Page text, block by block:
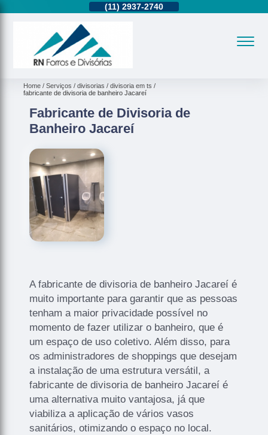
(11)2937-2740
Home Serviços divisorias
divisoria em ts
fabricante de divisoria de banheiro Jacareí
Fabricante de Divisoria de
Banheiro Jacareí
A fabricante de divisoria de banheiro Jacareí é
muito importante para garantir que as pessoas
tenham a maior privacidade possível no
momento de fazer utilizar o banheiro, que é
um espaço de uso coletivo. Além disso, para
os administradores de shoppings que desejam
a instalação de uma estrutura versátil, a
fabricante de divisoria de banheiro Jacareí é
uma alternativa muito vantajosa, já que
viabiliza a aplicação de vários vasos
sanitários, otimizando o espaço no local.